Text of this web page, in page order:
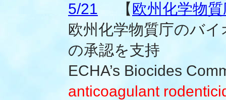
5/21 【欧州化学物
欧州化学物質庁のバ
の承認を支持
ECHA’s Biocides
anticoagulant